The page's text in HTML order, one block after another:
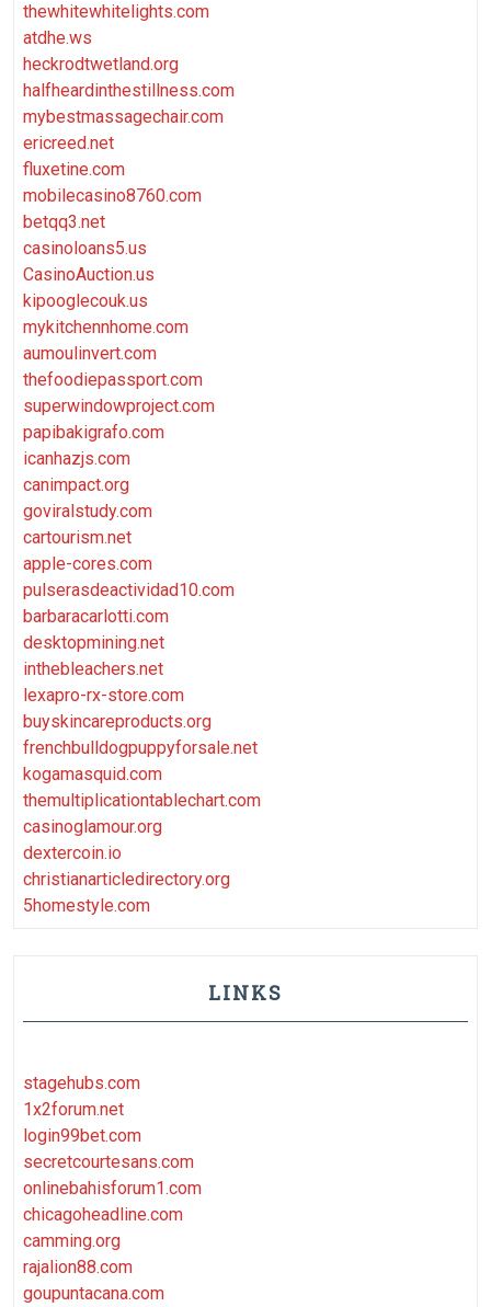
thewhitewhitelights.com
atdhe.ws
heckrodtwetland.org
halfheardinthestillness.com
mybestmassagechair.com
ericreed.net
fluxetine.com
mobilecasino8760.com
betqq3.net
casinoloans5.us
CasinoAuction.us
kipooglecouk.us
mykitchennhome.com
aumoulinvert.com
thefoodiepassport.com
superwindowproject.com
papibakigrafo.com
icanhazjs.com
canimpact.org
goviralstudy.com
cartourism.net
apple-cores.com
pulserasdeactividad10.com
barbaracarlotti.com
desktopmining.net
inthebleachers.net
lexapro-rx-store.com
buyskincareproducts.org
frenchbulldogpuppyforsale.net
kogamasquid.com
themultiplicationtablechart.com
casinoglamour.org
dextercoin.io
christianarticledirectory.org
5homestyle.com
LINKS
stagehubs.com
1x2forum.net
login99bet.com
secretcourtesans.com
onlinebahisforum1.com
chicagoheadline.com
camming.org
rajalion88.com
goupuntacana.com